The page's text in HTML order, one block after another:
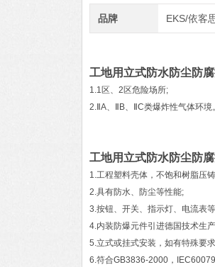
品牌 EKS/依客
工地用立式防水防尘防
1.1区、2区危险场所;
2.ⅡA、ⅡB、ⅡC类爆炸性气体环境
工地用立式防水防尘防
1.工程塑料壳体，不饱和树脂压
2.具有防水、防尘等性能;
3.按钮、开关、指示灯、电流表
4.内装防爆元件引进德国技术生
5.立式或挂式安装，如有特殊要
6.符合GB3836-2000，